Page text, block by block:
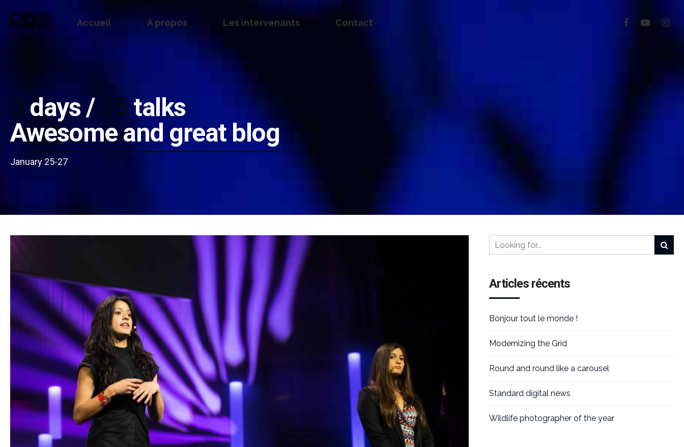
Accueil À propos Les intervenants Contact
COPENHAGEN
2 days / 15 talks
Awesome and great blog
January 25-27
Articles récents
Bonjour tout le monde !
Modernizing the Grid
Round and round like a carousel
Standard digital news
Wildlife photographer of the year